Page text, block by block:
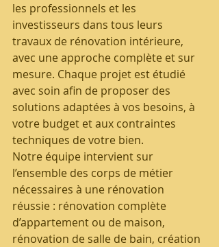
les professionnels et les
investisseurs dans tous leurs
travaux de rénovation intérieure,
avec une approche complète et sur
mesure. Chaque projet est étudié
avec soin afin de proposer des
solutions adaptées à vos besoins, à
votre budget et aux contraintes
techniques de votre bien.
Notre équipe intervient sur
l’ensemble des corps de métier
nécessaires à une rénovation
réussie : rénovation complète
d’appartement ou de maison,
rénovation de salle de bain, création